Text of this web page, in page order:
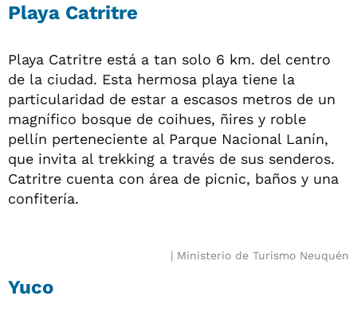
Playa Catritre
Playa Catritre está a tan solo 6 km. del centro
de la ciudad. Esta hermosa playa tiene la
particularidad de estar a escasos metros de un
magnífico bosque de coihues, ñires y roble
pellín perteneciente al Parque Nacional Lanín,
que invita al trekking a través de sus senderos.
Catritre cuenta con área de picnic, baños y una
confitería.
Ministerio de Turismo Neuquén
Yuco